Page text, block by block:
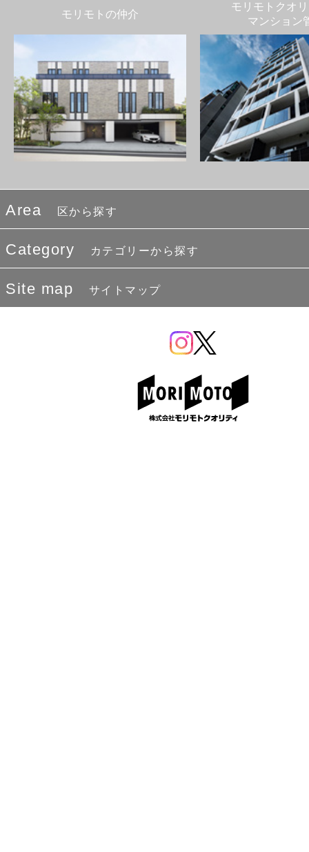
モリモトの仲介
モリモトクオ
マンション
Area 区から探す
Category カテゴリーから探す
Site map サイトマップ